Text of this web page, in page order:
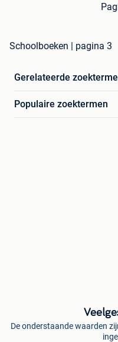
Schoolboeken | pagina 3
Gerelateerde
Populaire zoektermen
De onderstaande waarden